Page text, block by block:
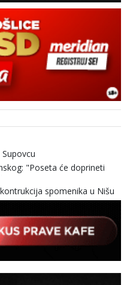
"Poseta će doprineti
spomenika u Nišu